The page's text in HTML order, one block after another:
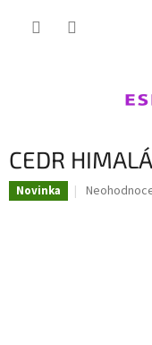
CEDR
Novinka
Průměrné